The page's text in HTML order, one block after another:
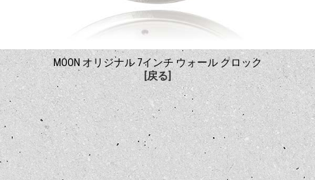
MOON オリジナル 7インチ ウォール クロック
[戻る]